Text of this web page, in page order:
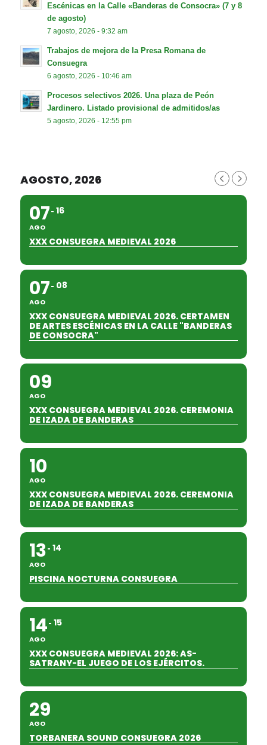
Escénicas en la Calle «Banderas de Consocra» (7 y 8
de agosto)
7 agosto, 2026 - 9:32 am
Trabajos de mejora de la Presa Romana de
Consuegra
6 agosto, 2026 - 10:46 am
Procesos selectivos 2026. Una plaza de Peón
Jardinero. Listado provisional de admitidos/as
5 agosto, 2026 - 12:55 pm
AGOSTO, 2026
07
AGO
16
XXX CONSUEGRA MEDIEVAL 2026
07
AGO
08
XXX CONSUEGRA MEDIEVAL 2026. CERTAMEN
DE ARTES ESCÉNICAS EN LA CALLE "BANDERAS
DE CONSOCRA"
09
AGO
XXX CONSUEGRA MEDIEVAL 2026. CEREMONIA
DE IZADA DE BANDERAS
10
AGO
XXX CONSUEGRA MEDIEVAL 2026. CEREMONIA
DE IZADA DE BANDERAS
13
AGO
14
PISCINA NOCTURNA CONSUEGRA
14
AGO
15
XXX CONSUEGRA MEDIEVAL 2026: AS-
SATRANY-EL JUEGO DE LOS EJÉRCITOS.
29
AGO
TORBANERA SOUND CONSUEGRA 2026